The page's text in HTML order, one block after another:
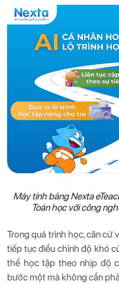
Máy tính bảng Nexta
Toán học với công
Trong quá trình học, căn cứ
tiếp tục điều chỉnh độ khó
thể học tập theo nhịp độ
bước một mà không cần